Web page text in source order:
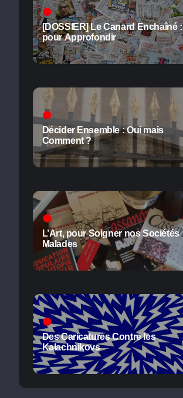
[DOSSIER] Le Canard Enchaîné :
pour Approfondir
Décider Ensemble : Oui mais
Comment ?
L’Art, pour Soigner nos Sociétés
Malades
Des Caricatures Contre les
Kalachnikovs